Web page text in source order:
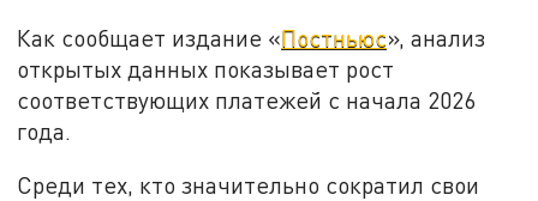
Как сообщает издание «Постньюс», анализ
открытых данных показывает рост
соответствующих платежей с начала 2026
года.
Среди тех, кто значительно сократил свои